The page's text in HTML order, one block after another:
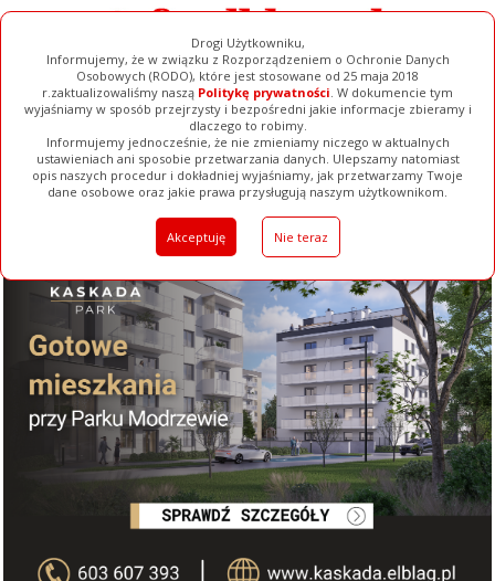
Drogi Użytkowniku,
Informujemy, że w związku z Rozporządzeniem o Ochronie Danych
Osobowych (RODO), które jest stosowane od 25 maja 2018
r.zaktualizowaliśmy naszą Politykę prywatności. W dokumencie tym
wyjaśniamy w sposób przejrzysty i bezpośredni jakie informacje zbieramy i
dlaczego to robimy.
Informujemy jednocześnie, że nie zmieniamy niczego w aktualnych
ustawieniach ani sposobie przetwarzania danych. Ulepszamy natomiast
opis naszych procedur i dokładniej wyjaśniamy, jak przetwarzamy Twoje
dane osobowe oraz jakie prawa przysługują naszym użytkownikom.
Akceptuję Nie teraz
Ogłoszenia Filmy Galerie Baza Firm Pełna Wersja